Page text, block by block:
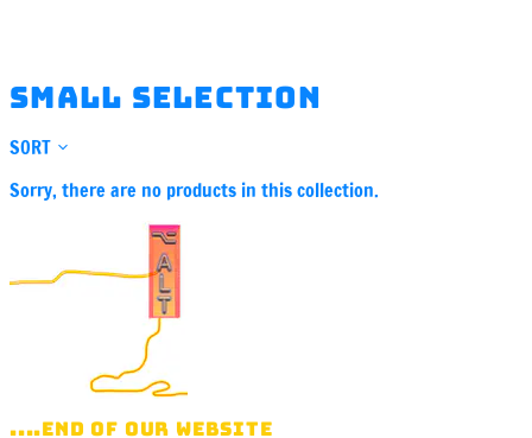
small selection
SORT
Sorry, there are no products in this collection.
....END OF OUR WEBSITE